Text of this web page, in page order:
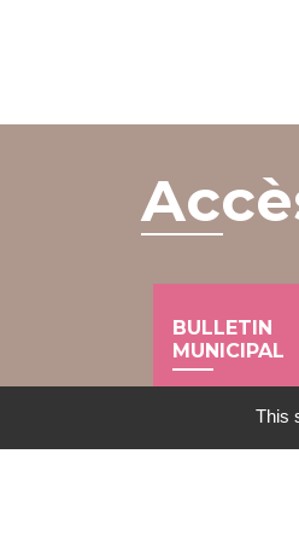
BULLETIN
MUNICIPAL
This